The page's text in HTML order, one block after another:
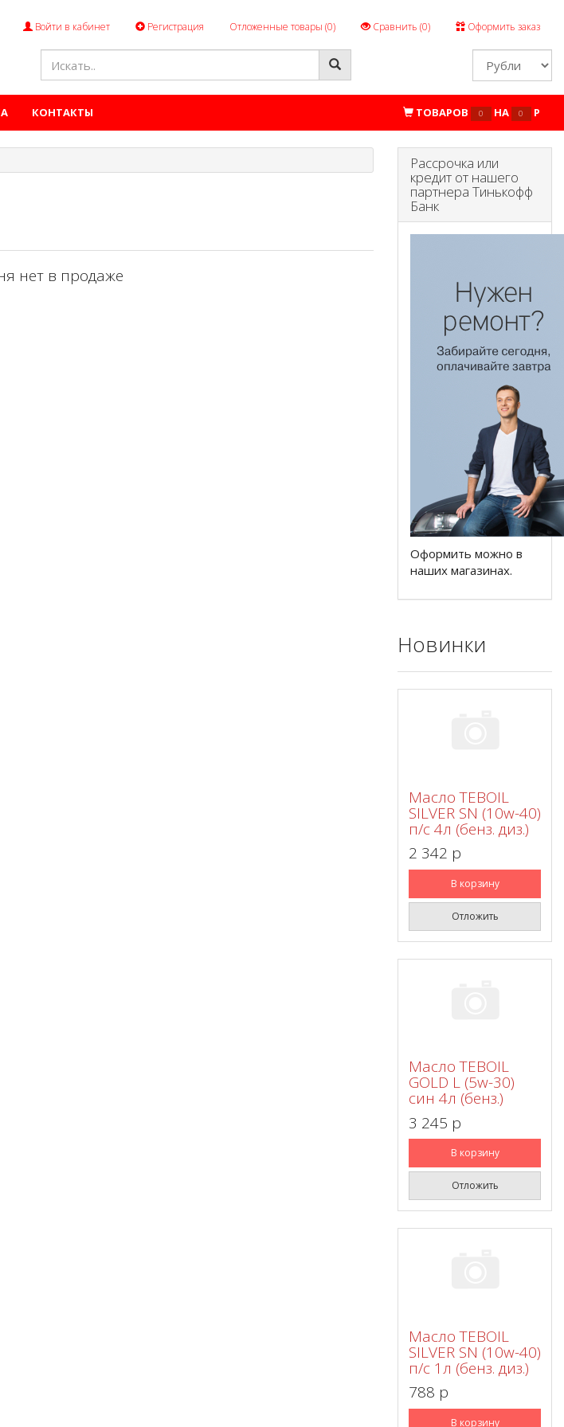
Войти в кабинет Регистрация Отложенные товары (0) Сравнить (0) Оформить заказ
КОНТАКТЫ ТОВАРОВ 0 НА 0 P
нет в продаже
Рассрочка или
кредит от нашего
партнера Тинькофф
Банк
Оформить можно в
наших магазинах.
Новинки
Масло TEBOIL
SILVER SN (10w-40)
п/с 4л (бенз. диз.)
2 342 p
В корзину
Отложить
Масло TEBOIL
GOLD L (5w-30)
син 4л (бенз.)
3 245 p
В корзину
Отложить
Масло TEBOIL
SILVER SN (10w-40)
п/с 1л (бенз. диз.)
788 p
В корзину